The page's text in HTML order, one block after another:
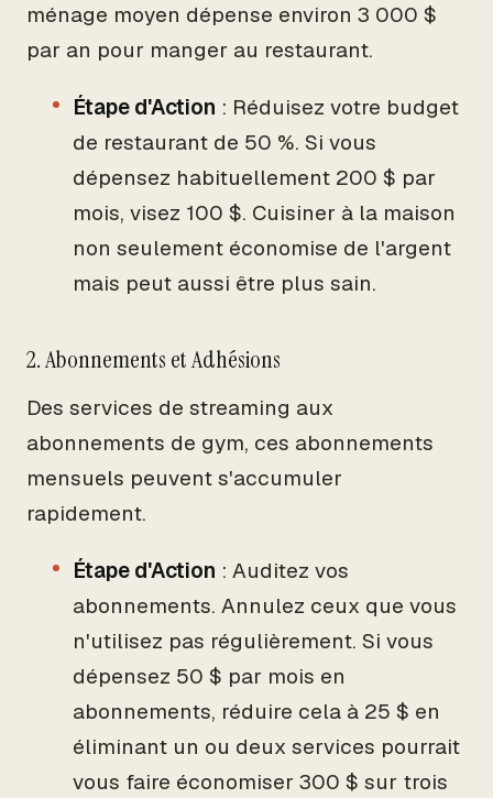
ménage moyen dépense environ 3 000 $
par an pour manger au restaurant.
Étape d'Action : Réduisez votre budget
de restaurant de 50 %. Si vous
dépensez habituellement 200 $ par
mois, visez 100 $. Cuisiner à la maison
non seulement économise de l'argent
mais peut aussi être plus sain.
2. Abonnements et Adhésions
Des services de streaming aux
abonnements de gym, ces abonnements
mensuels peuvent s'accumuler
rapidement.
Étape d'Action : Auditez vos
abonnements. Annulez ceux que vous
n'utilisez pas régulièrement. Si vous
dépensez 50 $ par mois en
abonnements, réduire cela à 25 $ en
éliminant un ou deux services pourrait
vous faire économiser 300 $ sur trois